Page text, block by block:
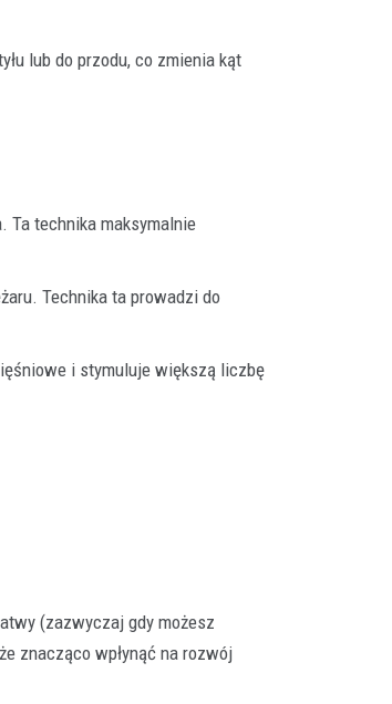
lub do przodu, co zmienia kąt
technika maksymalnie
Technika ta prowadzi do
i stymuluje większą liczbę
(zazwyczaj gdy możesz
znacząco wpłynąć na rozwój